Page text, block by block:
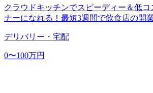
クラウドキッチンでスピーディー＆低
ナーになれる！最短3週間で飲食店の開
デリバリー・宅配
0〜100万円